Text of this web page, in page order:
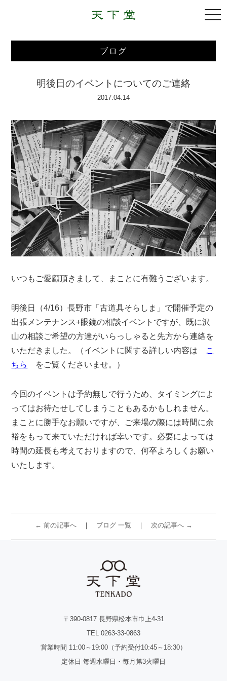
ブログ
明後日のイベントについてのご連絡
2017.04.14
いつもご愛顧頂きまして、まことに有難うございます。
明後日（4/16）長野市「古道具そらしま」で開催予定の
出張メンテナンス+眼鏡の相談イベントですが、既に沢
山の相談ご希望の方達がいらっしゃると先方から連絡を
いただきました。（イベントに関する詳しい内容は こ
ちら
をご覧くださいませ。）
今回のイベントは予約無しで行うため、タイミングによ
ってはお待たせしてしまうこともあるかもしれません。
まことに勝手なお願いですが、ご来場の際には時間に余
裕をもって来ていただければ幸いです。必要によっては
時間の延長も考えておりますので、何卒よろしくお願い
いたします。
← 前の記事へ ブログ 一覧 次の記事へ →
〒390-0817 長野県松本市巾上4-31
TEL 0263-33-0863
営業時間 11:00～19:00（予約受付10:45～18:30）
定休日 毎週水曜日・毎月第3火曜日